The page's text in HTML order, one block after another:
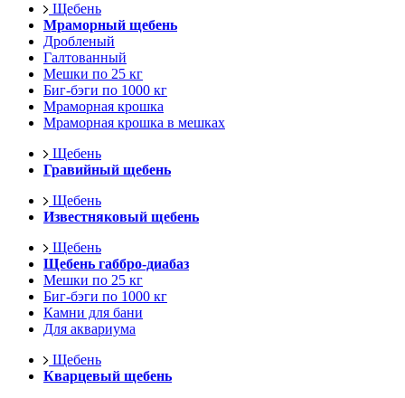
Щебень
Мраморный щебень
Дробленый
Галтованный
Мешки по 25 кг
Биг-бэги по 1000 кг
Мраморная крошка
Мраморная крошка в мешках
Щебень
Гравийный щебень
Щебень
Известняковый щебень
Щебень
Щебень габбро-диабаз
Мешки по 25 кг
Биг-бэги по 1000 кг
Камни для бани
Для аквариума
Щебень
Кварцевый щебень